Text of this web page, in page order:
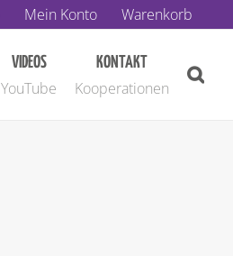
Mein Konto Warenkorb
VIDEOS
YouTube
KONTAKT
Kooperationen